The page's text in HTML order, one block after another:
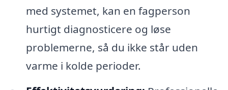
med systemet, kan en fagperson
hurtigt diagnosticere og løse
problemerne, så du ikke står uden
varme i kolde perioder.